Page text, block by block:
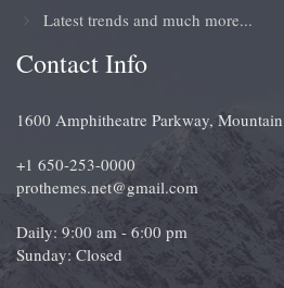
Latest trends and much more...
Contact Info
1600 Amphitheatre Parkway,
+1 650-253-0000
prothemes.net@gmail.com
Daily: 9:00 am - 6:00 pm
Sunday: Closed